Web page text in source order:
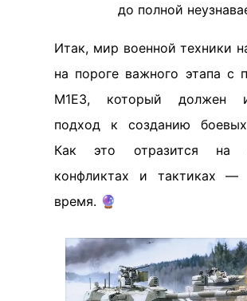
до полной
Итак, мир военной техники
на пороге важного этапа с
М1Е3, который должен
подход к созданию
Как это отразится на
конфликтах и тактиках —
время. 🔮